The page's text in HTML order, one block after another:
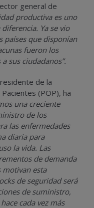
general de
productiva es uno
Ya se vio
países que disponían
fueron los
sus ciudadanos”.
de la
(POP), ha
una creciente
de los
las enfermedades
diaria para
la vida. Las
de demanda
motivan esta
de seguridad será
de suministro,
cada vez más